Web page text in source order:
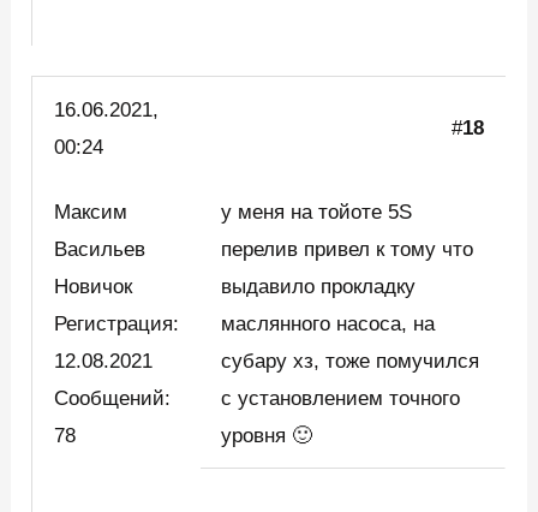
16.06.2021,
00:24
#18
Максим
Васильев
Новичок
Регистрация:
12.08.2021
Сообщений:
78
y меня на тойоте 5S
перелив привел к тому что
выдавило прокладку
маслянного насоса, на
субару хз, тоже помучился
с установлением точного
уровня 🙂